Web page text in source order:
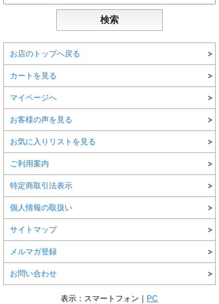
お店のトップへ戻る
カートを見る
マイページへ
お客様の声を見る
お気に入りリストを見る
ご利用案内
特定商取引法表示
個人情報の取扱い
サイトマップ
メルマガ登録
お問い合わせ
表示：スマートフォン｜ PC